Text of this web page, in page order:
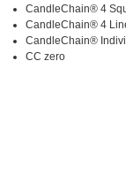
CandleChain® 4
CandleChain® 4
CandleChain®
CC zero